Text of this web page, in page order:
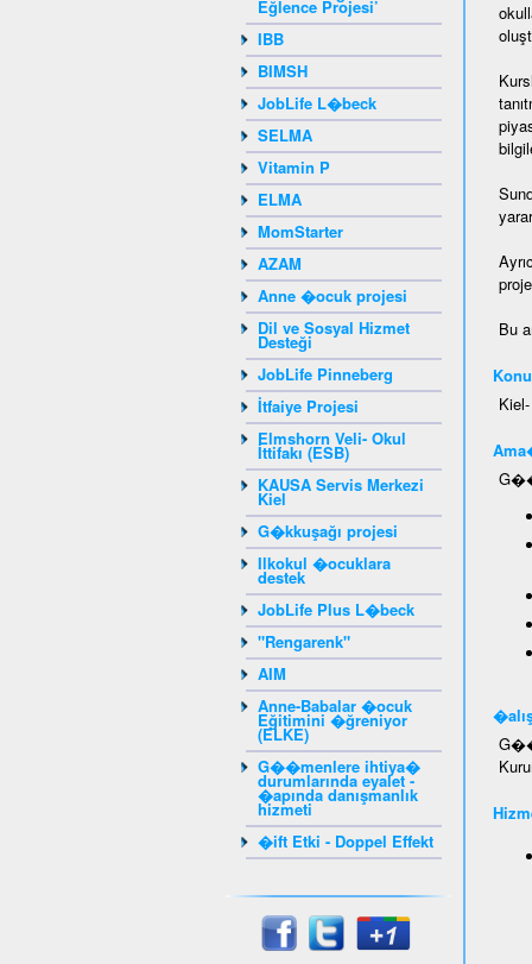
Eğlence Projesi’
IBB
BIMSH
JobLife L�beck
SELMA
Vitamin P
ELMA
MomStarter
AZAM
Anne �ocuk projesi
Dil ve Sosyal Hizmet
Desteği
JobLife Pinneberg
İtfaiye Projesi
Elmshorn Veli- Okul
İttifakı (ESB)
KAUSA Servis Merkezi
Kiel
G�kkuşağı projesi
Ilkokul �ocuklara
destek
JobLife Plus L�beck
"Rengarenk"
AIM
Anne-Babalar �ocuk
Eğitimini �ğreniyor
(ELKE)
G��menlere ihtiya�
durumlarında eyalet -
�apında danışmanlık
hizmeti
�ift Etki - Doppel Effekt
Bu